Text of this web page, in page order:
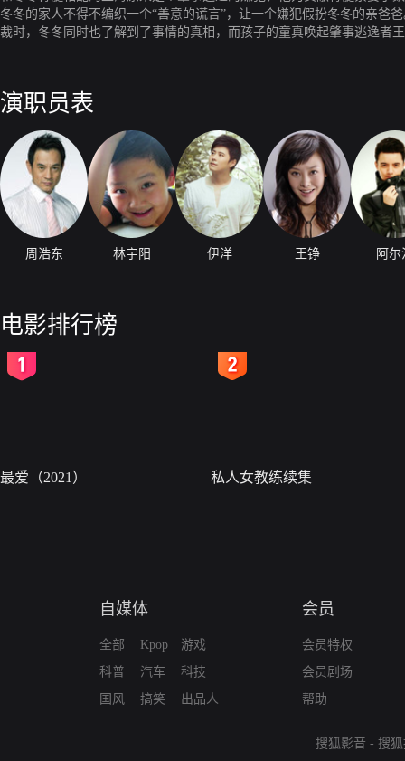
冬冬的家人不得不编织一个“善意的谎言”，让一个嫌犯假扮冬冬的亲爸
裁时，冬冬同时也了解到了事情的真相，而孩子的童真唤起肇事逃逸者
演职员表
周浩东 林宇阳 伊洋 王铮 阿尔
电影排行榜
最爱（2021） 私人女教练续集
自媒体
全部
科普
国风
Kpop
汽车
搞笑
游戏
科技
出品人
会员
会员特权
会员剧场
帮助
搜狐影音 - 搜